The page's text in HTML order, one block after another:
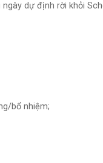
dự định rời khỏi
bổ nhiệm;